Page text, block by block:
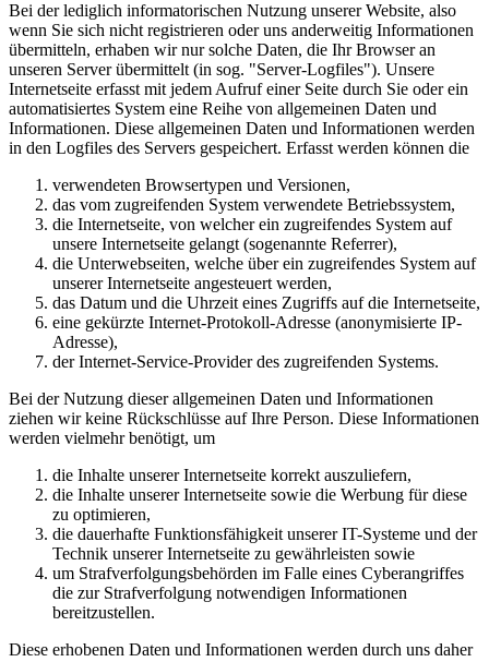
Bei der lediglich informatorischen Nutzung unserer Website, also
wenn Sie sich nicht registrieren oder uns anderweitig Informationen
übermitteln, erhaben wir nur solche Daten, die Ihr Browser an
unseren Server übermittelt (in sog. "Server-Logfiles"). Unsere
Internetseite erfasst mit jedem Aufruf einer Seite durch Sie oder ein
automatisiertes System eine Reihe von allgemeinen Daten und
Informationen. Diese allgemeinen Daten und Informationen werden
in den Logfiles des Servers gespeichert. Erfasst werden können die
verwendeten Browsertypen und Versionen,
das vom zugreifenden System verwendete Betriebssystem,
die Internetseite, von welcher ein zugreifendes System auf
unsere Internetseite gelangt (sogenannte Referrer),
die Unterwebseiten, welche über ein zugreifendes System auf
unserer Internetseite angesteuert werden,
das Datum und die Uhrzeit eines Zugriffs auf die Internetseite,
eine gekürzte Internet-Protokoll-Adresse (anonymisierte IP-
Adresse),
der Internet-Service-Provider des zugreifenden Systems.
Bei der Nutzung dieser allgemeinen Daten und Informationen
ziehen wir keine Rückschlüsse auf Ihre Person. Diese Informationen
werden vielmehr benötigt, um
die Inhalte unserer Internetseite korrekt auszuliefern,
die Inhalte unserer Internetseite sowie die Werbung für diese
zu optimieren,
die dauerhafte Funktionsfähigkeit unserer IT-Systeme und der
Technik unserer Internetseite zu gewährleisten sowie
um Strafverfolgungsbehörden im Falle eines Cyberangriffes
die zur Strafverfolgung notwendigen Informationen
bereitzustellen.
Diese erhobenen Daten und Informationen werden durch uns daher